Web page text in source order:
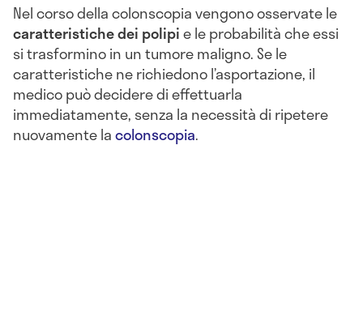
Nel corso della colonscopia vengono osservate le
caratteristiche dei polipie le probabilità che essi
si trasformino in un tumore maligno. Se le
caratteristiche ne richiedono l’asportazione, il
medico può decidere di effettuarla
immediatamente, senza la necessità di ripetere
nuovamente lacolonscopia.